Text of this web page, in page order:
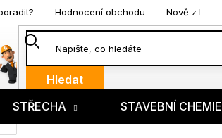
Hodnocení obchodu Nově z blogu
Hledat
STŘECHA STAVEBNÍ CHEMIE